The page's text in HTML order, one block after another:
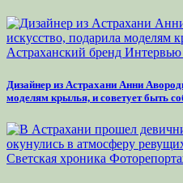
Астраханский бренд Интервью
Дизайнер из Астрахани Анни
моделям крылья, и советует быть
Светская хроника